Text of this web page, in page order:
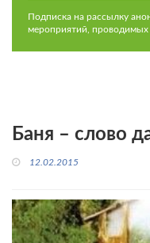
Подписка на рассылку
мероприятий, проводимых
Баня – слово
12.02.2015